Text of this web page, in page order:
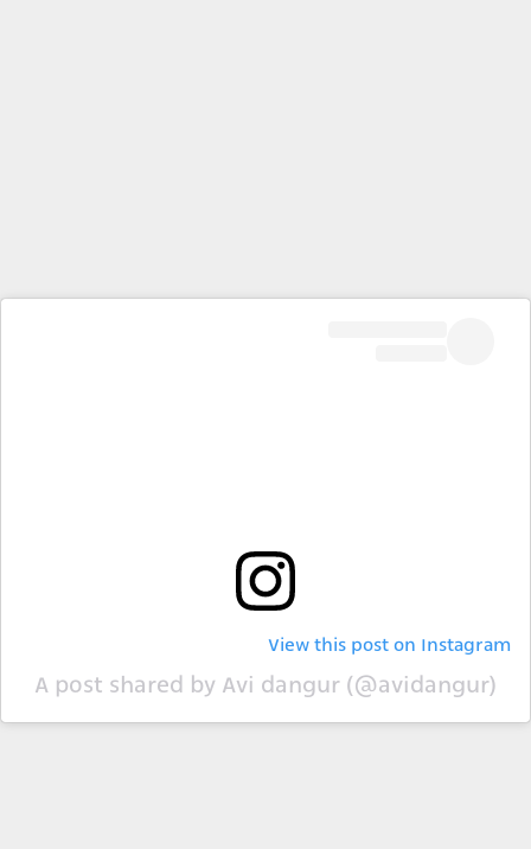
View this post on Instagram
A post shared by Avi dangur (@avidangur)